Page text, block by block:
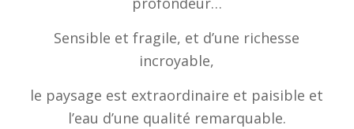
Sensible et fragile, et d’une richesse
incroyable,
le paysage est extraordinaire et paisible et
l’eau d’une qualité remarquable.